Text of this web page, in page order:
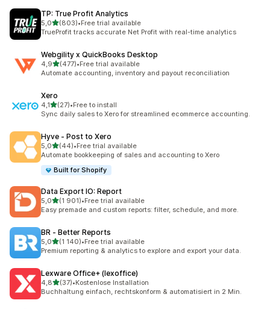
TP: True Profit Analytics
5,0na 5 gwiazdek
(803)
Łączna liczba recenzji: 803
•Free trial available
TrueProfit tracks accurate Net Profit with real-time analytics
Webgility x QuickBooks Desktop
4,9na 5 gwiazdek
(477)
Łączna liczba recenzji: 477
•Free trial available
Automate accounting, inventory and payout reconciliation
Xero
4,1na 5 gwiazdek
(27)
Łączna liczba recenzji: 27
•Free to install
Sync daily sales to Xero for streamlined ecommerce accounting.
Hyve ‑ Post to Xero
5,0na 5 gwiazdek
(44)
Łączna liczba recenzji: 44
•Free trial available
Automate bookkeeping of sales and accounting to Xero
Built for Shopify
Data Export IO: Report
5,0na 5 gwiazdek
(1 901)
Łączna liczba recenzji: 1901
•Free trial available
Easy premade and custom reports: filter, schedule, and more.
BR ‑ Better Reports
5,0na 5 gwiazdek
(1 140)
Łączna liczba recenzji: 1140
•Free trial available
Premium reporting & analytics to explore and export your data.
Lexware Office+ (lexoffice)
4,8na 5 gwiazdek
(37)
Łączna liczba recenzji: 37
•Kostenlose Installation
Buchhaltung einfach, rechtskonform & automatisiert in 2 Min.